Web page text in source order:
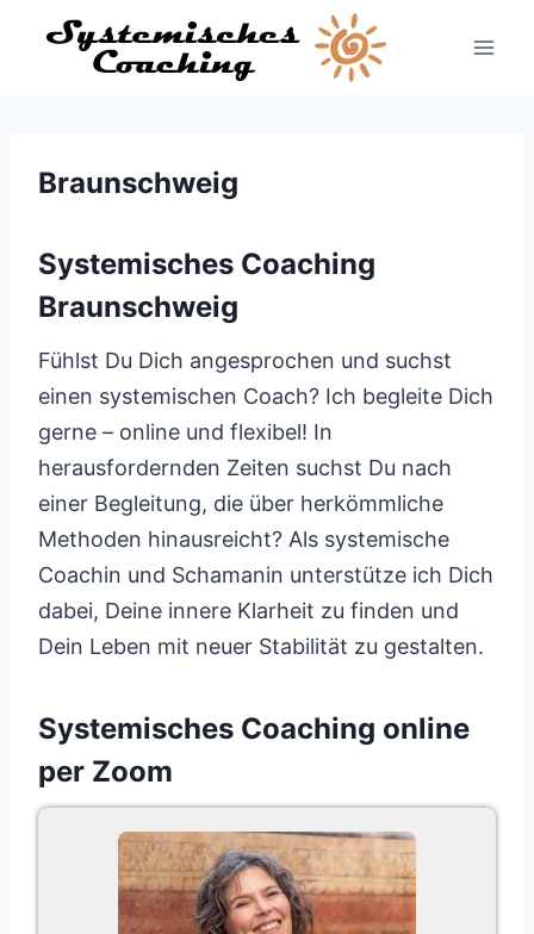
Inhalt
Braunschweig
Systemisches Coaching
Braunschweig
Fühlst Du Dich angesprochen und suchst
einen systemischen Coach? Ich begleite Dich
gerne – online und flexibel! In
herausfordernden Zeiten suchst Du nach
einer Begleitung, die über herkömmliche
Methoden hinausreicht? Als systemische
Coachin und Schamanin unterstütze ich Dich
dabei, Deine innere Klarheit zu finden und
Dein Leben mit neuer Stabilität zu gestalten.
Systemisches Coaching online
per Zoom